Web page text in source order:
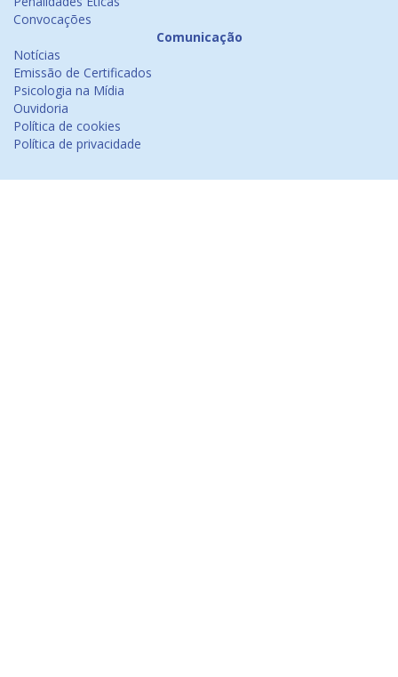
Convocações
Comunicação
Notícias
Emissão de Certificados
Psicologia na Mídia
Ouvidoria
Política de cookies
Política de privacidade